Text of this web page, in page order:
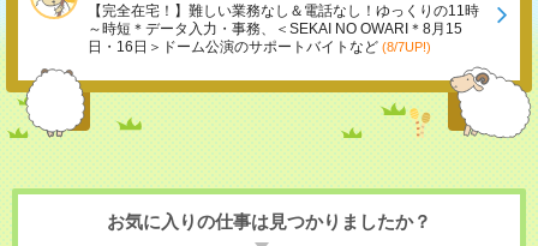
【完全在宅！】難しい業務なし＆電話なし！ゆっくりの11時
～時短＊データ入力・事務、＜SEKAI NO OWARI＊8月15
日・16日＞ドーム公演のサポートバイトなど (8/7UP!)
お気に入りの仕事は見つかりましたか？